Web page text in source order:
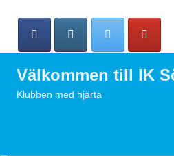
Välkommen till IK
Klubben med hjärta